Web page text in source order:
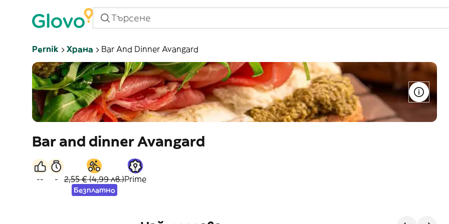
Pernik Храна Bar And Dinner Avangard
Bar and dinner Avangard
-- - 2,55 € (4,99 лв.)
Безплатно
Prime